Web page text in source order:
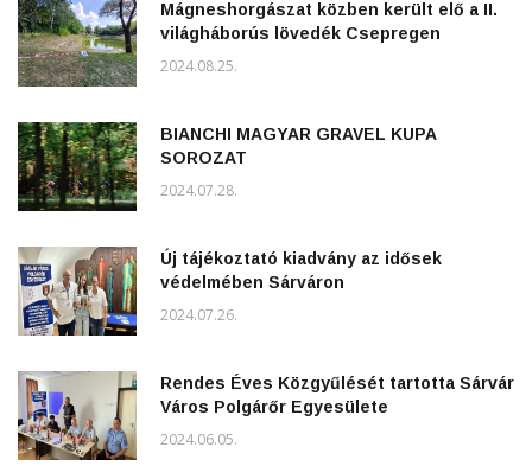
Mágneshorgászat közben került elő a II.
világháborús lövedék Csepregen
2024.08.25.
BIANCHI MAGYAR GRAVEL KUPA
SOROZAT
2024.07.28.
Új tájékoztató kiadvány az idősek
védelmében Sárváron
2024.07.26.
Rendes Éves Közgyűlését tartotta Sárvár
Város Polgárőr Egyesülete
2024.06.05.